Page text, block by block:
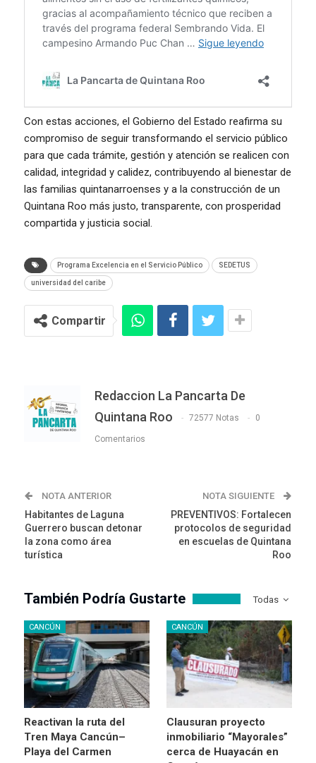
Con estas acciones, el Gobierno del Estado reafirma su
compromiso de seguir transformando el servicio público
para que cada trámite, gestión y atención se realicen con
calidad, integridad y calidez, contribuyendo al bienestar de
las familias quintanarroenses y a la construcción de un
Quintana Roo más justo, transparente, con prosperidad
compartida y justicia social.
Programa Excelencia en el Servicio Público SEDETUS
universidad del caribe
Compartir
Redaccion La Pancarta De
Quintana Roo
72577 Notas 0
Comentarios
NOTA ANTERIOR
Habitantes de Laguna
Guerrero buscan detonar
la zona como área
turística
NOTA SIGUIENTE
PREVENTIVOS: Fortalecen
protocolos de seguridad
en escuelas de Quintana
Roo
Todas
También Podría Gustarte
CANCÚN
Reactivan la ruta del
Tren Maya Cancún–
Playa del Carmen
CANCÚN
Clausuran proyecto
inmobiliario “Mayorales”
cerca de Huayacán en